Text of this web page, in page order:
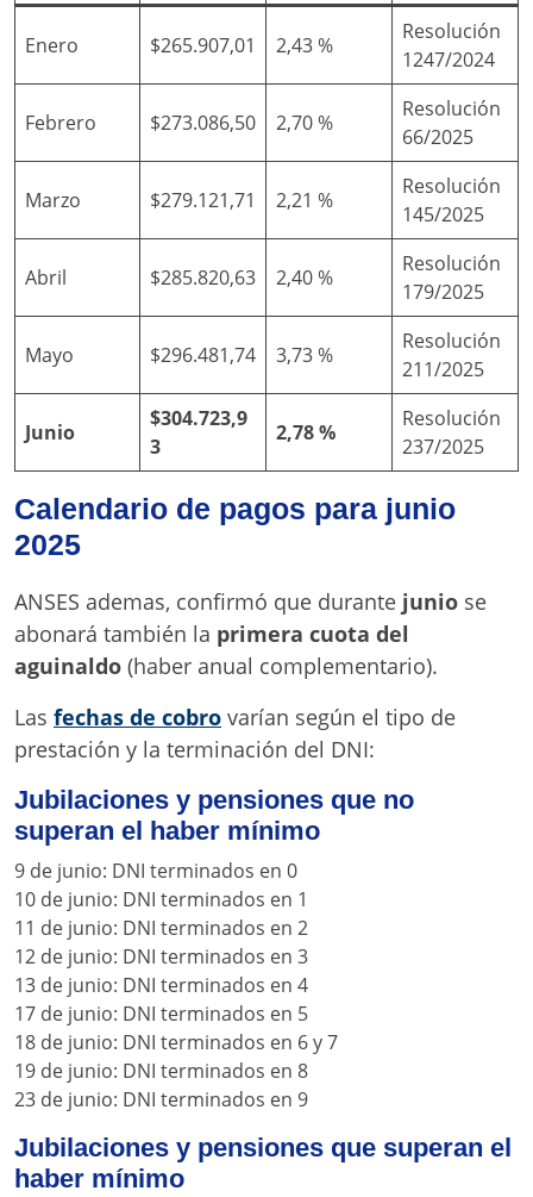
Enero $265.907,01 2,43 %
Resolución
1247/2024
Febrero $273.086,50 2,70 %
Resolución
66/2025
Marzo $279.121,71 2,21 %
Resolución
145/2025
Abril $285.820,63 2,40 %
Resolución
179/2025
Mayo $296.481,74 3,73 %
Resolución
211/2025
Junio
$304.723,9
3
2,78 %
Resolución
237/2025
Calendario de pagos para junio
2025
ANSES ademas, confirmó que durante junio se
abonará también la primera cuota del
aguinaldo (haber anual complementario).
Las fechas de cobro varían según el tipo de
prestación y la terminación del DNI:
Jubilaciones y pensiones que no
superan el haber mínimo
9 de junio: DNI terminados en 0
10 de junio: DNI terminados en 1
11 de junio: DNI terminados en 2
12 de junio: DNI terminados en 3
13 de junio: DNI terminados en 4
17 de junio: DNI terminados en 5
18 de junio: DNI terminados en 6 y 7
19 de junio: DNI terminados en 8
23 de junio: DNI terminados en 9
Jubilaciones y pensiones que superan el
haber mínimo